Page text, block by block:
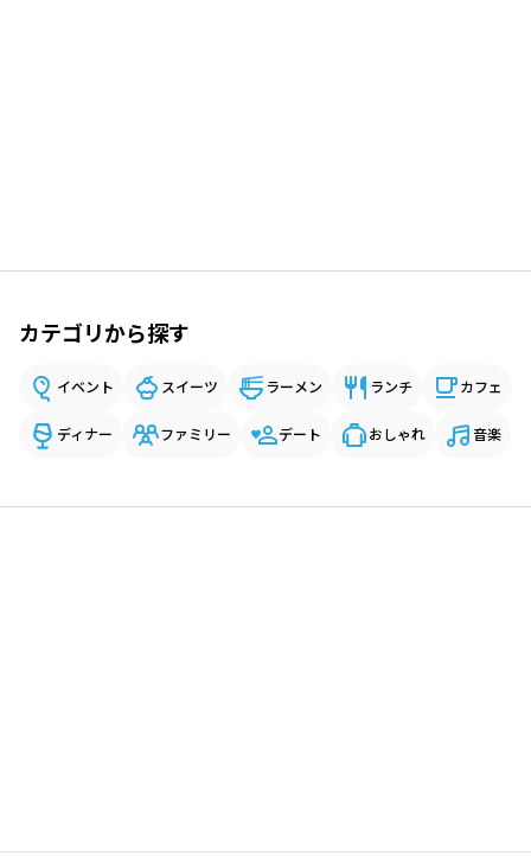
カテゴリから探す
イベント スイーツ ラーメン ランチ カフェ
ディナー ファミリー デート おしゃれ 音楽